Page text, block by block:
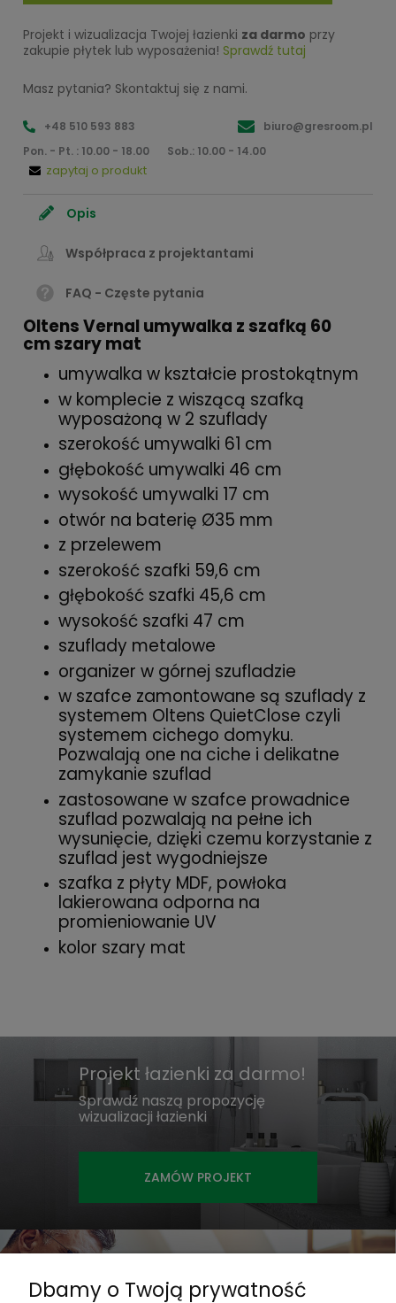
Projekt i wizualizacja Twojej łazienki za darmo przy
zakupie płytek lub wyposażenia! Sprawdź tutaj
Masz pytania? Skontaktuj się z nami.
+48 510 593 883
biuro@gresroom.pl
Pon. - Pt. : 10.00 - 18.00
Sob.: 10.00 - 14.00
zapytaj o produkt
Opis
Współpraca z projektantami
FAQ - Częste pytania
Oltens Vernal umywalka z szafką 60
cm szary mat
umywalka w kształcie prostokątnym
w komplecie z wiszącą szafką
wyposażoną w 2 szuflady
szerokość umywalki 61 cm
głębokość umywalki 46 cm
wysokość umywalki 17 cm
otwór na baterię Ø35 mm
z przelewem
szerokość szafki 59,6 cm
głębokość szafki 45,6 cm
wysokość szafki 47 cm
szuflady metalowe
organizer w górnej szufladzie
w szafce zamontowane są szuflady z
systemem Oltens QuietClose czyli
systemem cichego domyku.
Pozwalają one na ciche i delikatne
zamykanie szuflad
zastosowane w szafce prowadnice
szuflad pozwalają na pełne ich
wysunięcie, dzięki czemu korzystanie z
szuflad jest wygodniejsze
szafka z płyty MDF, powłoka
lakierowana odporna na
promieniowanie UV
kolor szary mat
Projekt łazienki za darmo!
Sprawdź naszą propozycję
wizualizacji łazienki
ZAMÓW PROJEKT
Dbamy o Twoją prywatność